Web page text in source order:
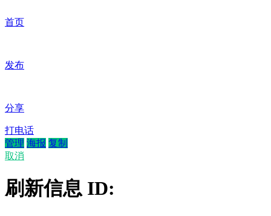
首页
发布
分享
打电话
管理 海报 复制
取消
刷新信息 ID: